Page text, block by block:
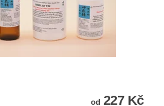
od 227 Kč